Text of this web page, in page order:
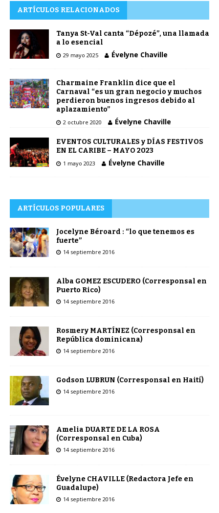
ARTÍCULOS RELACIONADOS
Tanya St-Val canta “Dépozé”, una llamada
a lo esencial
29 mayo 2025 Évelyne Chaville
Charmaine Franklin dice que el
Carnaval “es un gran negocio y muchos
perdieron buenos ingresos debido al
aplazamiento”
2 octubre 2020 Évelyne Chaville
EVENTOS CULTURALES y DÍAS FESTIVOS
EN EL CARIBE – MAYO 2023
1 mayo 2023 Évelyne Chaville
ARTÍCULOS POPULARES
Jocelyne Béroard : “lo que tenemos es
fuerte”
14 septiembre 2016
Alba GOMEZ ESCUDERO (Corresponsal en
Puerto Rico)
14 septiembre 2016
Rosmery MARTÍNEZ (Corresponsal en
República dominicana)
14 septiembre 2016
Godson LUBRUN (Corresponsal en Haití)
14 septiembre 2016
Amelia DUARTE DE LA ROSA
(Corresponsal en Cuba)
14 septiembre 2016
Évelyne CHAVILLE (Redactora Jefe en
Guadalupe)
14 septiembre 2016